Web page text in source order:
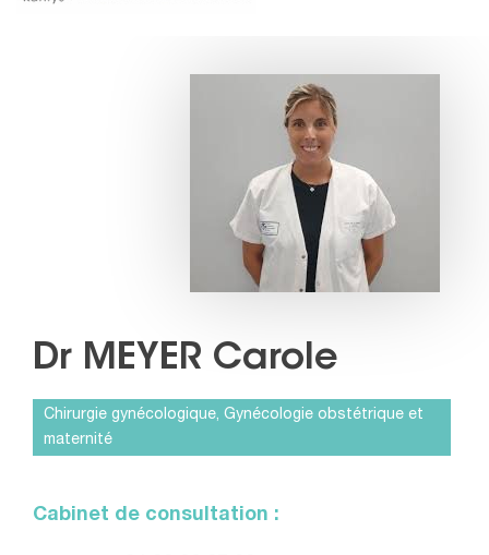
Dr MEYER Carole
Chirurgie gynécologique Gynécologie obstétrique et
maternité
Cabinet de consultation :